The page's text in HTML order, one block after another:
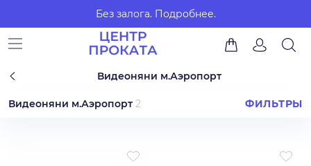
Без залога. Подробнее.
Видеоняни м.Аэропорт
Видеоняни м.Аэропорт 2 ФИЛЬТРЫ